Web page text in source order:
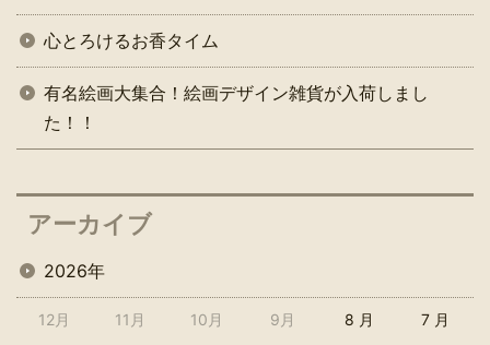
心とろけるお香タイム
有名絵画大集合！絵画デザイン雑貨が入荷しまし
た！！
アーカイブ
2026年
12月 11月 10月 9月 8 月 7 月